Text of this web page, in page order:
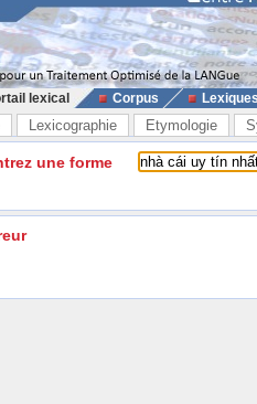
lexical Corpus
Lexicographie Etymologie
une forme